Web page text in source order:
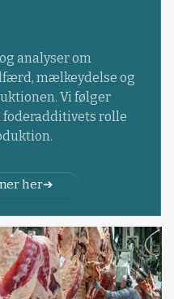
analyser om
mælkeydelse og
Vi følger
rolle
her